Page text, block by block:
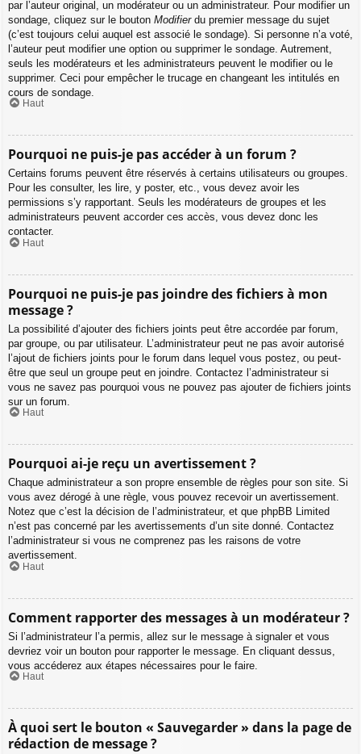
par l’auteur original, un modérateur ou un administrateur. Pour modifier un
sondage, cliquez sur le bouton Modifierdu premier message du sujet
(c’est toujours celui auquel est associé le sondage). Si personne n’a voté,
l’auteur peut modifier une option ou supprimer le sondage. Autrement,
seuls les modérateurs et les administrateurs peuvent le modifier ou le
supprimer. Ceci pour empêcher le trucage en changeant les intitulés en
cours de sondage.
Haut
Pourquoi ne puis-je pas accéder à un forum ?
Certains forums peuvent être réservés à certains utilisateurs ou groupes.
Pour les consulter, les lire, y poster, etc., vous devez avoir les
permissions s’y rapportant. Seuls les modérateurs de groupes et les
administrateurs peuvent accorder ces accès, vous devez donc les
contacter.
Haut
Pourquoi ne puis-je pas joindre des fichiers à mon
message ?
La possibilité d’ajouter des fichiers joints peut être accordée par forum,
par groupe, ou par utilisateur. L’administrateur peut ne pas avoir autorisé
l’ajout de fichiers joints pour le forum dans lequel vous postez, ou peut-
être que seul un groupe peut en joindre. Contactez l’administrateur si
vous ne savez pas pourquoi vous ne pouvez pas ajouter de fichiers joints
sur un forum.
Haut
Pourquoi ai-je reçu un avertissement ?
Chaque administrateur a son propre ensemble de règles pour son site. Si
vous avez dérogé à une règle, vous pouvez recevoir un avertissement.
Notez que c’est la décision de l’administrateur, et que phpBB Limited
n’est pas concerné par les avertissements d’un site donné. Contactez
l’administrateur si vous ne comprenez pas les raisons de votre
avertissement.
Haut
Comment rapporter des messages à un modérateur ?
Si l’administrateur l’a permis, allez sur le message à signaler et vous
devriez voir un bouton pour rapporter le message. En cliquant dessus,
vous accéderez aux étapes nécessaires pour le faire.
Haut
À quoi sert le bouton « Sauvegarder » dans la page de
rédaction de message ?